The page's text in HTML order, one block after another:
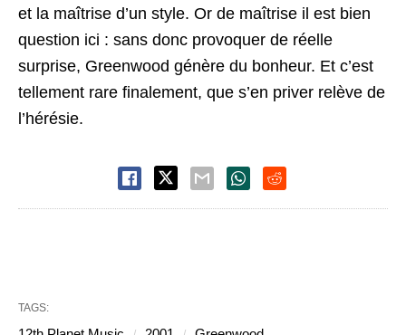
et la maîtrise d’un style. Or de maîtrise il est bien
question ici : sans donc provoquer de réelle
surprise, Greenwood génère du bonheur. Et c’est
tellement rare finalement, que s’en priver relève de
l’hérésie.
TAGS: